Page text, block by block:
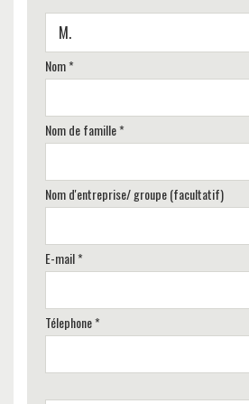
Nom *
Nom de famille *
Nom d'entreprise/ groupe (facultatif)
E-mail *
Télephone *